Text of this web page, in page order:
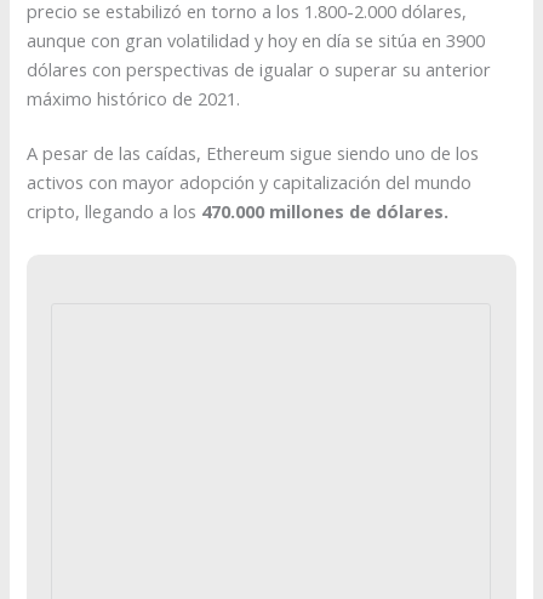
precio se estabilizó en torno a los 1.800-2.000 dólares,
aunque con gran volatilidad y hoy en día se sitúa en 3900
dólares con perspectivas de igualar o superar su anterior
máximo histórico de 2021.
A pesar de las caídas, Ethereum sigue siendo uno de los
activos con mayor adopción y capitalización del mundo
cripto, llegando a los 470.000 millones de dólares.